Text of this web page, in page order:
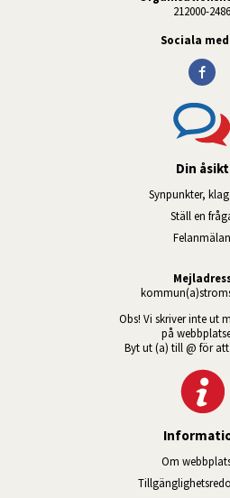
212000-2486
Sociala
Din åsikt
Synpunkter,
Ställ en
Felanmälan
Obs! Vi skriver inte ut
på
Byt ut (a) till @ för
Om